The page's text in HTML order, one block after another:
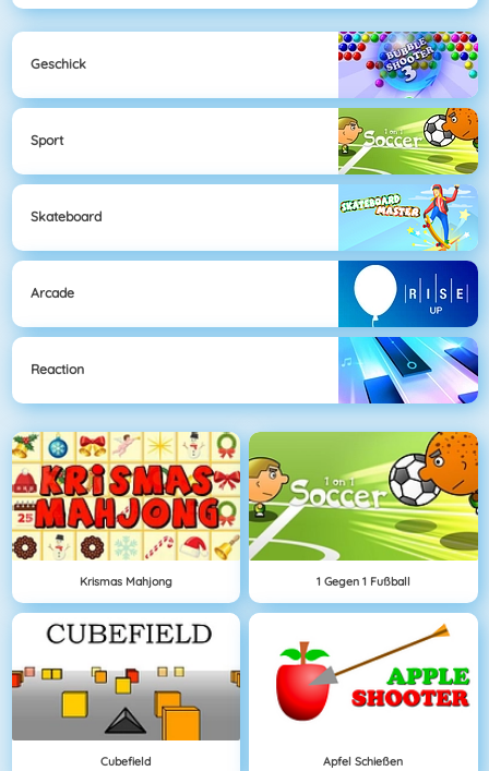
Geschick
Sport
Skateboard
Arcade
Reaction
Krismas Mahjong 1 Gegen 1 Fußball
Cubefield Apfel Schießen